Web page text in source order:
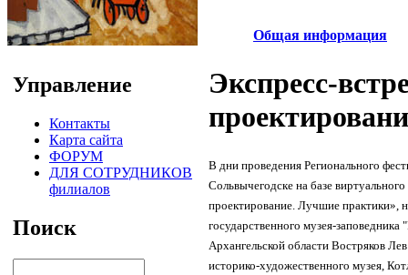
Управление
Контакты
Карта сайта
ФОРУМ
ДЛЯ СОТРУДНИКОВ
филиалов
Поиск
Общая информация
Экспресс-
В дни проведения Регионального
Сольвычегодске на базе
проектирование. Лучшие практики»,
государственного музея-
Архангельской области Востряков
историко-художественного музея,